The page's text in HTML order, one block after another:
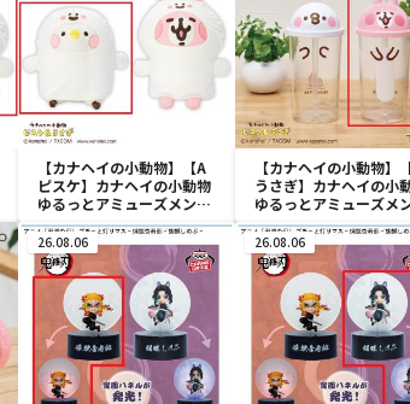
【カナヘイの小動物】【A
ピスケ】カナヘイの小動物
ゆるっとアミューズメン
ト お着替えぬいぐるみ
おばけver.
【カナヘイの小動物】
うさぎ】カナヘイの小
ゆるっとアミューズメ
蓋付きドリンクカップ
26.08.06 26.08.06